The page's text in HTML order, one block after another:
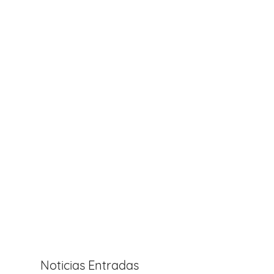
Noticias Entradas